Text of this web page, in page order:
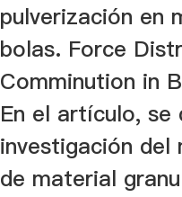
pulverización en
bolas. Force
Comminution in
En el artículo, se
investigación del
de material